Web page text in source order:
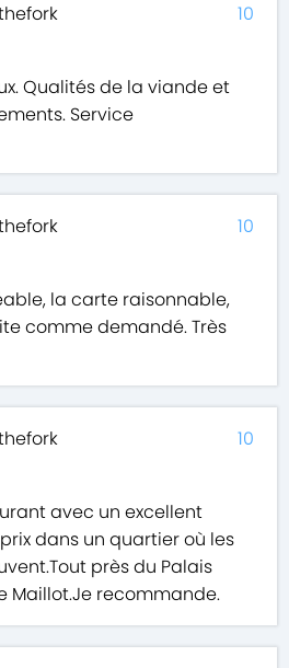
Qualités de la viande et
Service
10
la carte raisonnable,
comme demandé. Très
10
avec un excellent
dans un quartier où les
près du Palais
Maillot.Je recommande.
10